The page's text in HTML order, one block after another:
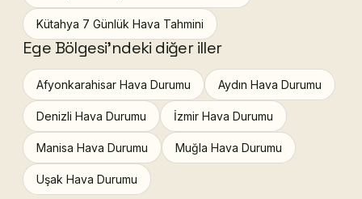
Kütahya 7 Günlük Hava Tahmini
Ege Bölgesi'ndeki diğer iller
Afyonkarahisar Hava Durumu Aydın Hava Durumu
Denizli Hava Durumu İzmir Hava Durumu
Manisa Hava Durumu Muğla Hava Durumu
Uşak Hava Durumu